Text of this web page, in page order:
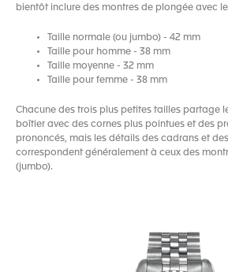
bientôt inclure des montres de plongée avec
Taille normale (ou jumbo) - 42 mm
Taille pour homme - 38 mm
Taille moyenne - 32 mm
Taille pour femme - 38 mm
Chacune des trois plus petites tailles partage
boîtier avec des cornes plus pointues et des
prononcés, mais les détails des cadrans et
correspondent généralement à ceux des
(jumbo).